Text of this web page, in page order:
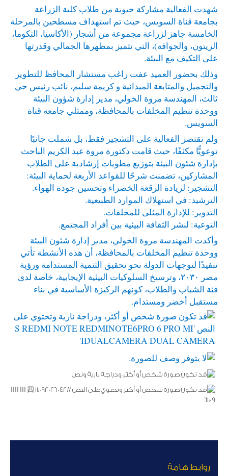
شهدت الفعالية مشاركة حيوية من طلاب كلية الزراعة
بجامعة قناة السويس، حيث تم استهداف مسطحين بالمرحلة
الخامسة جاهز لزراعة مجموعة من أشجار (الأكاسيا، التكوما،
الزيتون، والجوافة)، التي تتميز بمظهرها الجمالي وقدرتها
على التكيف مع البيئة.
وذلك بحضور العميد عفت راغب مستشار المحافظ للتطوير
والتجميل والمتابعة الميدانية و كريمة سليم، نائب رئيس حي
ثالث، المهندسة مروة الخولي، مدير إدارة شؤون البيئة
ووحدة تنظيم المخلفات بالمحافظة، وممثلي جامعة قناة
السويس.
ولم تقتصر الفعالية على التشجير فقط، بل شملت جانبًا
توعويًّا مكثفًا، حيث قامت دكتورة مروة عبد الكريم الباحث
بإدارة شئون البيئة بتوزيع مطويات إرشادية على الطلاب
المشاركين، تضمنت شرحًا للقواعد الأربعة لحماية البيئة:
التشجير: لزيادة الرقعة الخضراء وتحسين جودة الهواء.
الترشيد: في استهلاك الموارد الطبيعية.
التدوير: للإدارة المثلى للمخلفات.
التوعية: لنشر الثقافة البيئية بين أفراد المجتمع.
وأكدت المهندسة مروة الخولي، مدير إدارة شئون البيئة
ووحدة تنظيم المخلفات بالمحافظة، أن هذه الأنشطة تأتي
تنفيذًا لتوجهات الدولة نحو تحقيق التنمية المستدامة ورؤية
مصر ٢٠٣٠، وترسيخ السلوكيات البيئية الإيجابية، خاصة لدى
فئة الشباب والطلاب، كونهم الركيزة الأساسية في بناء
مستقبل أخضر ومستدام.
روابط هامة